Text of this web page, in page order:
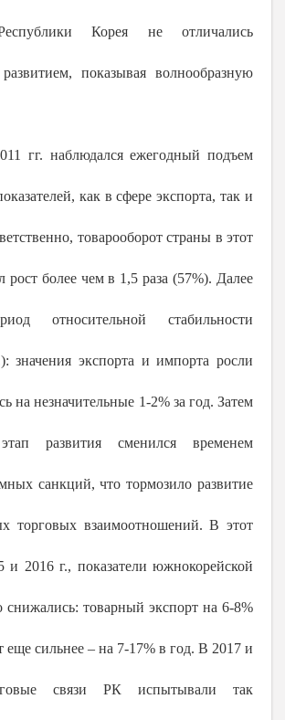
Корея не отличались
показывая волнообразную
гг. наблюдался ежегодный подъем
как в сфере экспорта, так и
товарооборот страны в этот
рост более чем в 1,5 раза (57%). Далее
относительной стабильности
значения экспорта и импорта росли
на незначительные 1-2% за год. Затем
развития сменился временем
санкций, что тормозило развитие
торговых взаимоотношений. В этот
и 2016 г., показатели южнокорейской
снижались: товарный экспорт на 6-8%
еще сильнее – на 7-17% в год. В 2017 и
связи РК испытывали так